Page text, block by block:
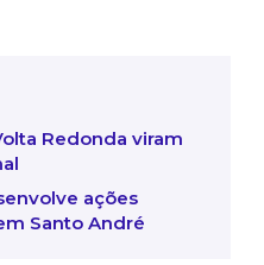
Redonda viram
ações
Santo André